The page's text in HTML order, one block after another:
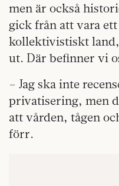
men är också
gick från att vara
kollektivistiskt
ut. Där befinner vi
– Jag ska inte
privatisering, men
att vården, tågen
förr.